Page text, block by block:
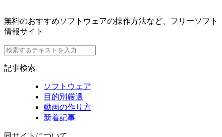
無料のおすすめソフトウェアの操作方法など、フリーソフト
情報サイト
記事検索
ソフトウェア
目的別厳選
動画の作り方
新着記事